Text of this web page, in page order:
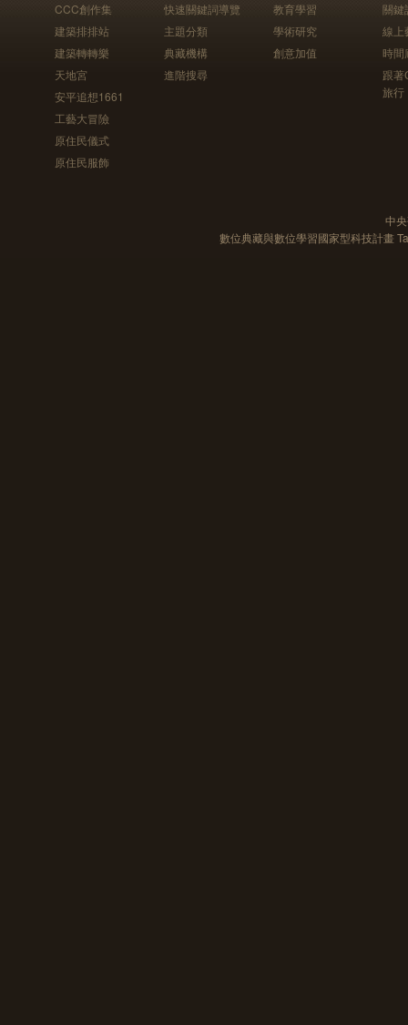
CCC創作集
建築排排站
建築轉轉樂
天地宮
安平追想1661
工藝大冒險
原住民儀式
原住民服飾
快速關鍵詞導覽
主題分類
典藏機構
進階搜尋
教育學習
學術研究
創意加值
關鍵
線上
時間
跟
旅行
中
數位典藏與數位學習國家型科技計畫